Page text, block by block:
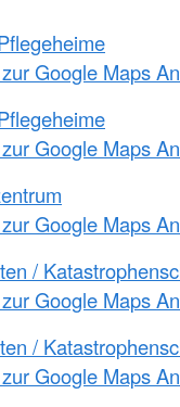
Google Maps
Google Maps
Google Maps
/
Google Maps
/
Google Maps